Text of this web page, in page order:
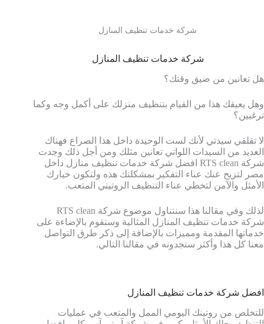
شركة خدمات تنظيف المنازل
شركة خدمات تنظيف المنازل
هل تعانين من ضيق وقتك؟
وهل يعيقك هذا من القيام بتنظيف منزلك على أكمل وجه وكما
ترغبين؟
لا تقلقي سيدتي لأنك لست الوحيدة داخل هذا الصراع فهناك
العديد من السيدات اللواتي تعانين مثلك ومن أجل ذلك وجدت
شركة RTS clean افضل شركة خدمات تنظيف منازل داخل
مصر لتزيح عنك عناء التفكير بمشكلتك هذه ولتكون خيارك
الأمثل والآمن لتخطي عناء التنظيف الروتيني المتعب.
لذلك وفي مقالنا هذا سنتناول موضوع شركة RTS clean
شركة خدمات تنظيف المنازل المثالية وسنقوم بالإضاءة على
خدماتها المقدمة ومميزات بالإضافة إلى ذكر طرق التواصل
معنا كل هذا وأكثر ستجدونه في مقالنا التالي.
افضل شركة خدمات تنظيف المنازل
للتخلص من روتينك اليومي الممل والمتعب في عمليات